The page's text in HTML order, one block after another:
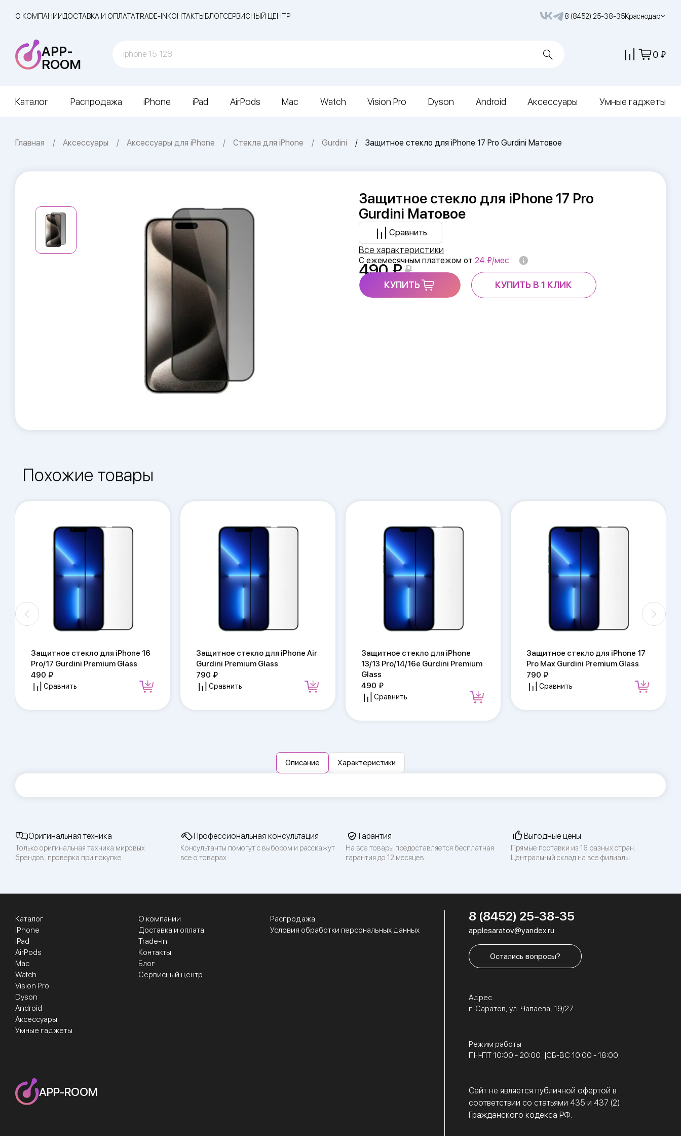
О КОМПАНИИДОСТАВКА И ОПЛАТАTRADE-INКОНТАКТЫБЛОГСЕРВИСНЫЙ ЦЕНТР 8 (8452) 25-38-35Краснодар
APP-
ROOM
0
Каталог Распродажа iPhone iPad AirPods Mac Watch Vision Pro Dyson Android Аксессуары Умные гаджеты
Главная Аксессуары Аксессуары для iPhone Стекла для iPhone Gurdini Защитное стекло для iPhone 17 Pro Gurdini Матовое
Защитное стекло для iPhone 17 Pro
Gurdini Матовое
Сравнить
Все характеристики
С ежемесячным платежом от 24 ₽/мес.
490
КУПИТЬ КУПИТЬ В 1 КЛИК
Похожие товары
Защитное стекло для iPhone 16
Pro/17 Gurdini Premium Glass
490
Сравнить
Защитное стекло для iPhone Air
Gurdini Premium Glass
790
Сравнить
Защитное стекло для iPhone
13/13 Pro/14/16e Gurdini Premium
Glass
490
Сравнить
Защитное стекло для iPhone 17
Pro Max Gurdini Premium Glass
790
Сравнить
Описание Характеристики
Оригинальная техника
Только оригинальная техника мировых
брендов, проверка при покупке
Профессиональная консультация
Консультанты помогут с выбором и расскажут
все о товарах
Гарантия
На все товары предоставляется бесплатная
гарантия до 12 месяцев
Выгодные цены
Прямые поставки из 16 разных стран.
Центральный склад на все филиалы
Каталог
iPhone
iPad
AirPods
Mac
Watch
Vision Pro
Dyson
Android
Аксессуары
Умные гаджеты
О компании
Доставка и оплата
Trade-in
Контакты
Блог
Сервисный центр
Распродажа
Условия обработки персональных данных
APP-ROOM
8 (8452) 25-38-35
applesaratov@yandex.ru
Остались вопросы?
Адрес
г. Саратов, ул. Чапаева, 19/27
Режим работы
ПН-ПТ 10:00 - 20:00
СБ-ВС 10:00 - 18:00
Сайт не является публичной офертой в
соответствии со статьями 435 и 437 (2)
Гражданского кодекса РФ.